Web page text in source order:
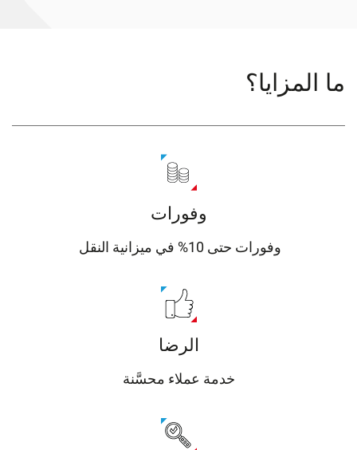
ما المزايا؟
وفورات
وفورات حتى 10% في ميزانية النقل
الرضا
خدمة عملاء محسَّنة